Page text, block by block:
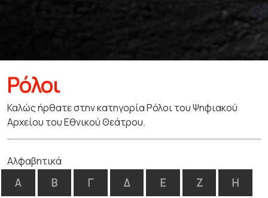
Ρόλοι
Καλώς ήρθατε στην κατηγορία Ρόλοι του Ψηφιακού
Αρχείου του Εθνικού Θεάτρου.
Αλφαβητικά
Α Β Γ Δ Ε Ζ Η